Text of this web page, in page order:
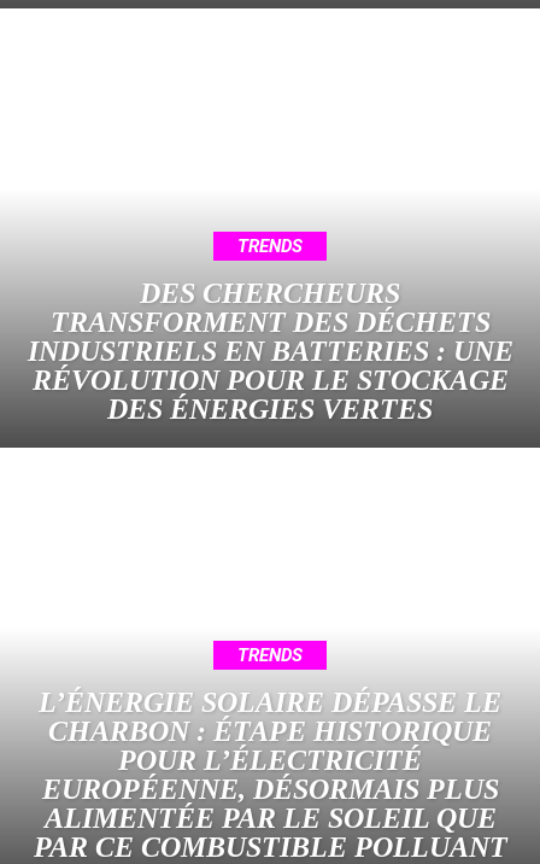
TRENDS
DES CHERCHEURS
TRANSFORMENT DES DÉCHETS
INDUSTRIELS EN BATTERIES : UNE
RÉVOLUTION POUR LE STOCKAGE
DES ÉNERGIES VERTES
TRENDS
L’ÉNERGIE SOLAIRE DÉPASSE LE
CHARBON : ÉTAPE HISTORIQUE
POUR L’ÉLECTRICITÉ
EUROPÉENNE, DÉSORMAIS PLUS
ALIMENTÉE PAR LE SOLEIL QUE
PAR CE COMBUSTIBLE POLLUANT